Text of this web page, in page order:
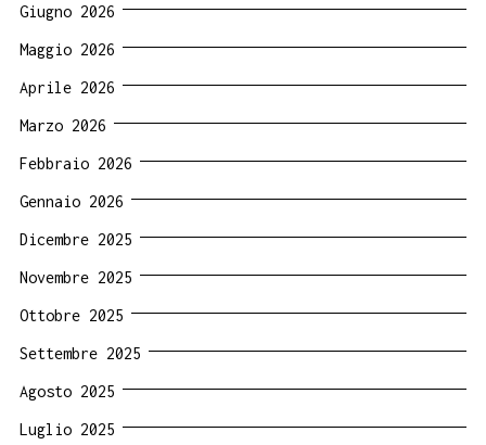
Giugno 2026
Maggio 2026
Aprile 2026
Marzo 2026
Febbraio 2026
Gennaio 2026
Dicembre 2025
Novembre 2025
Ottobre 2025
Settembre 2025
Agosto 2025
Luglio 2025